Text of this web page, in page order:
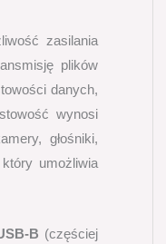
zasilania
plików
danych,
wynosi
głośniki,
umożliwia
B (częściej